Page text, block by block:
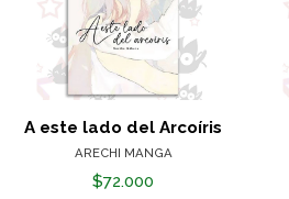
A este lado del Arcoíris
ARECHI MANGA
$72.000